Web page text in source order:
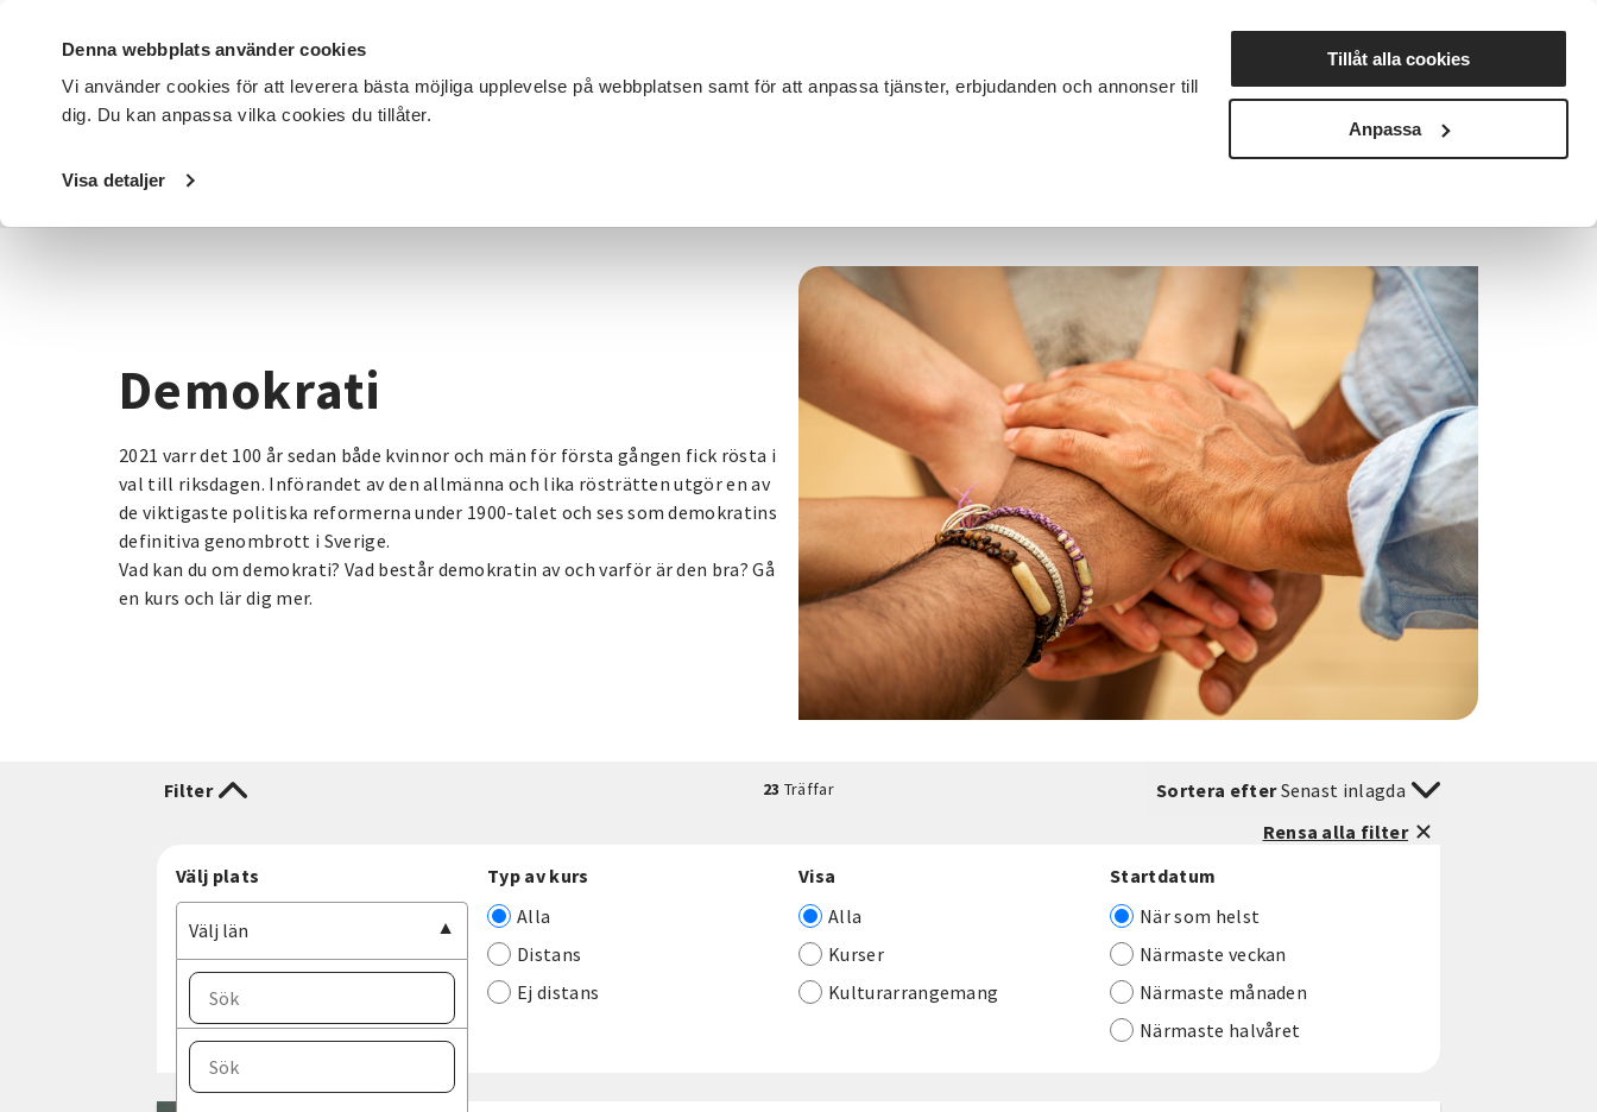
Denna webbplats använder cookies
Vi använder cookies för att leverera bästa möjliga upplevelse på webbplatsen samt för att anpassa tjänster, erbjudanden och annonser till
dig. Du kan anpassa vilka cookies du tillåter.
Visa detaljer
Tillåt alla cookies
Anpassa
DET HÄR GÖR VI FÖR DIG SOM SÖK KURSER OCH EVENEMANG Nyheter Avdelningar
Startsida / Kurser och evenemang
Demokrati
2021 varr det 100 år sedan både kvinnor och män för första gången fick rösta i
val till riksdagen. Införandet av den allmänna och lika rösträtten utgör en av
de viktigaste politiska reformerna under 1900-talet och ses som demokratins
definitiva genombrott i Sverige.
Vad kan du om demokrati? Vad består demokratin av och varför är den bra? Gå
en kurs och lär dig mer.
Filter 23 Träffar Sortera efterSenast inlagda
Rensa alla filter
Välj plats
Välj län
Välj län
Välj ort
Typ av kurs
Alla
Distans
Ej distans
Visa
Alla
Kurser
Kulturarrangemang
Startdatum
När som helst
Närmaste veckan
Närmaste månaden
Närmaste halvåret